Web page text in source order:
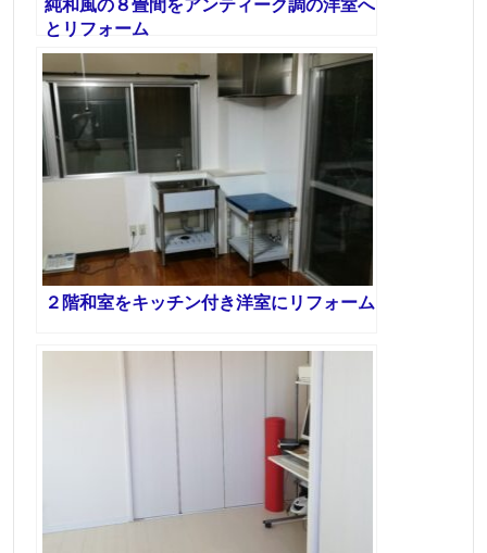
純和風の８畳間をアンティーク調の洋室へ
とリフォーム
２階和室をキッチン付き洋室にリフォーム